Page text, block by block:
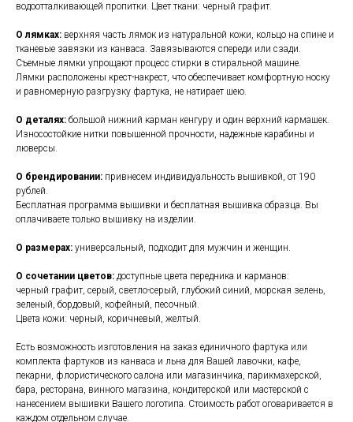
водоотталкивающей пропитки. Цвет ткани: черный графит.
О лямках: верхняя часть лямок из натуральной кожи, кольцо на спине и
тканевые завязки из канваса. Завязываются спереди или сзади.
Съемные лямки упрощают процесс стирки в стиральной машине.
Лямки расположены крест-накрест, что обеспечивает комфортную носку
и равномерную разгрузку фартука, не натирает шею.
О деталях: большой нижний карман кенгуру и один верхний кармашек.
Износостойкие нитки повышенной прочности, надежные карабины и
люверсы.
О брендировании: привнесем индивидуальность вышивкой, от 190
рублей.
Бесплатная программа вышивки и бесплатная вышивка образца. Вы
оплачиваете только вышивку на изделии.
О размерах: универсальный, подходит для мужчин и женщин.
О сочетании цветов: доступные цвета передника и карманов:
черный графит, серый, светло-серый, глубокий синий, морская зелень,
зеленый, бордовый, кофейный, песочный.
Цвета кожи: черный, коричневый, желтый.
Есть возможность изготовления на заказ единичного фартука или
комплекта фартуков из канваса и льна для Вашей лавочки, кафе,
пекарни, флористического салона или магазинчика, парикмахерской,
бара, ресторана, винного магазина, кондитерской или мастерской с
нанесением вышивки Вашего логотипа. Стоимость работ оговаривается в
каждом отдельном случае.